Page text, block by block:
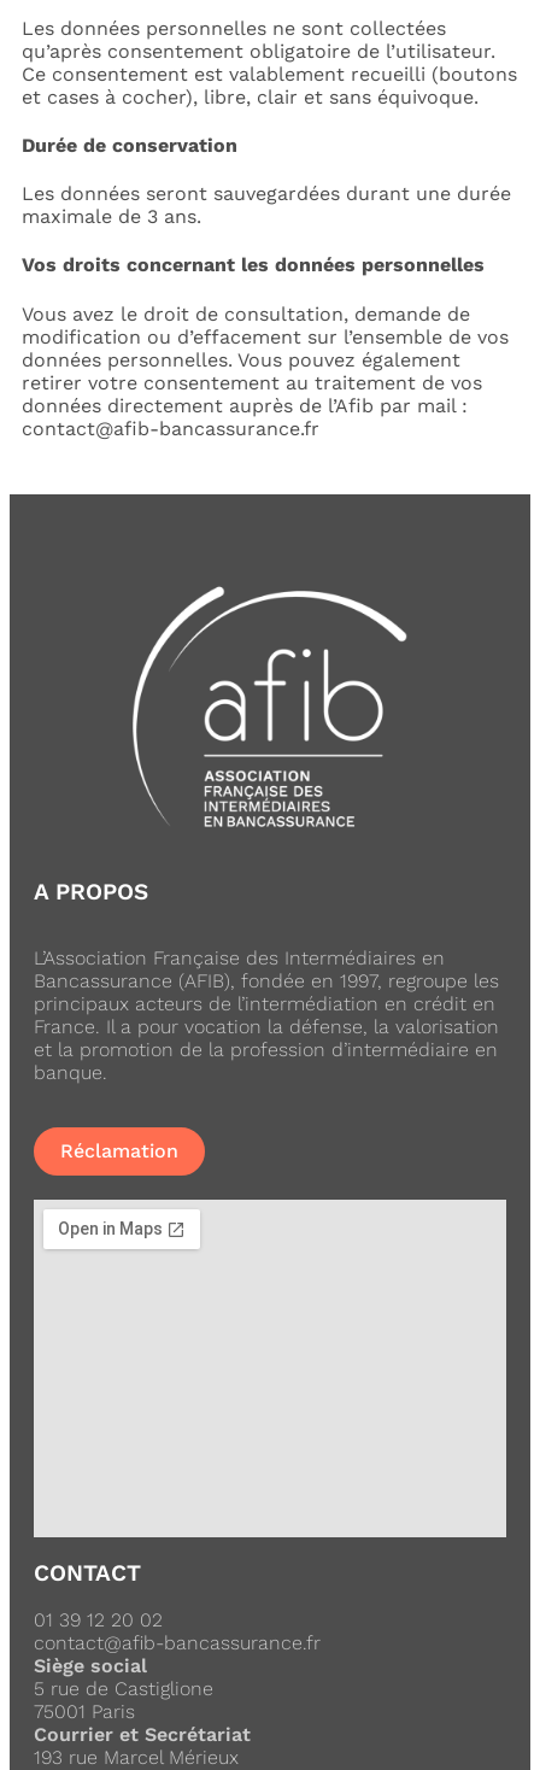
Les données personnelles ne sont collectées
qu’après consentement obligatoire de l’utilisateur.
Ce consentement est valablement recueilli (boutons
et cases à cocher), libre, clair et sans équivoque.
Durée de conservation
Les données seront sauvegardées durant une durée
maximale de 3 ans.
Vos droits concernant les données personnelles
Vous avez le droit de consultation, demande de
modification ou d’effacement sur l’ensemble de vos
données personnelles. Vous pouvez également
retirer votre consentement au traitement de vos
données directement auprès de l’Afib par mail :
contact@afib-bancassurance.fr
A PROPOS
L’Association Française des Intermédiaires en
Bancassurance (AFIB), fondée en 1997, regroupe les
principaux acteurs de l’intermédiation en crédit en
France. Il a pour vocation la défense, la valorisation
et la promotion de la profession d’intermédiaire en
banque.
Réclamation
CONTACT
01 39 12 20 02
contact@afib-bancassurance.fr
Siège social
5 rue de Castiglione
75001 Paris
Courrier et Secrétariat
193 rue Marcel Mérieux